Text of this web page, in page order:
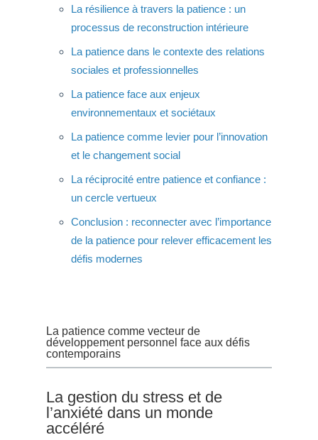
La résilience à travers la patience : un
processus de reconstruction intérieure
La patience dans le contexte des relations
sociales et professionnelles
La patience face aux enjeux
environnementaux et sociétaux
La patience comme levier pour l’innovation
et le changement social
La réciprocité entre patience et confiance :
un cercle vertueux
Conclusion : reconnecter avec l’importance
de la patience pour relever efficacement les
défis modernes
La patience comme vecteur de
développement personnel face aux défis
contemporains
La gestion du stress et de
l’anxiété dans un monde
accéléré